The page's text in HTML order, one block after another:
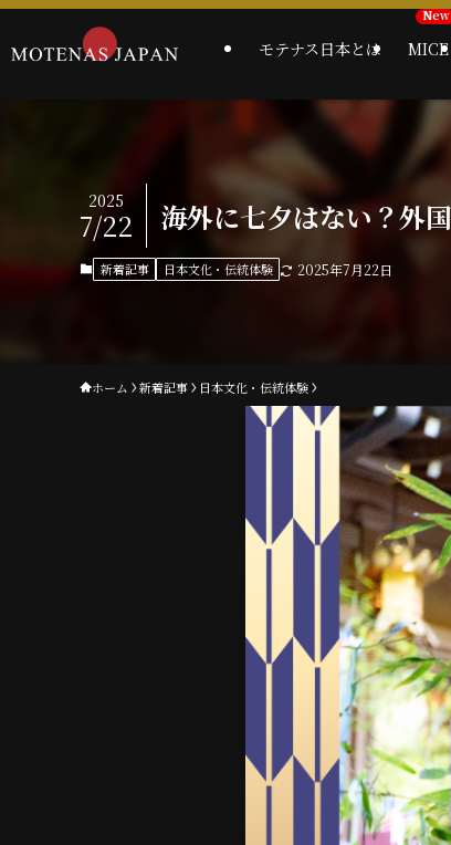
モテナス日本とは MICE
海外に七夕はない？外
2025
7/22
新着記事 日本文化・伝統体験 2025年7月22日
ホーム 新着記事 日本文化・伝統体験